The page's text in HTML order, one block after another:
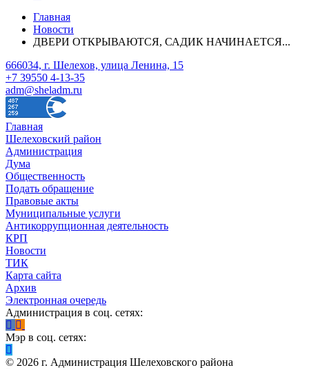
Главная
Новости
ДВЕРИ ОТКРЫВАЮТСЯ, САДИК НАЧИНАЕТСЯ...
666034, г. Шелехов, улица Ленина, 15
+7 39550 4-13-35
adm@sheladm.ru
Главная
Шелеховский район
Администрация
Дума
Общественность
Подать обращение
Правовые акты
Муниципальные услуги
Антикоррупционная деятельность
КРП
Новости
ТИК
Карта сайта
Архив
Электронная очередь
Администрация в соц. сетях:
Мэр в соц. сетях:
© 2026 г. Администрация Шелеховского района